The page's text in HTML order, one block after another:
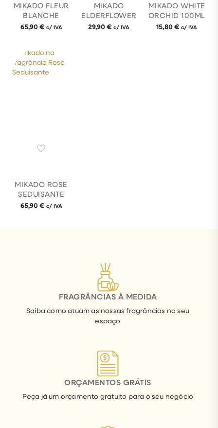
MIKADO FLEUR
BLANCHE
65,90€ c/ IVA
MIKADO
ELDERFLOWER
29,90€ c/ IVA
MIKADO WHITE
ORCHID 100ML
15,80€ c/ IVA
MIKADO ROSE
SEDUISANTE
65,90€ c/ IVA
FRAGRÂNCIAS À MEDIDA
Saiba como atuam as nossas fragrâncias no seu
espaço
ORÇAMENTOS GRÁTIS
Peça já um orçamento gratuito para o seu negócio